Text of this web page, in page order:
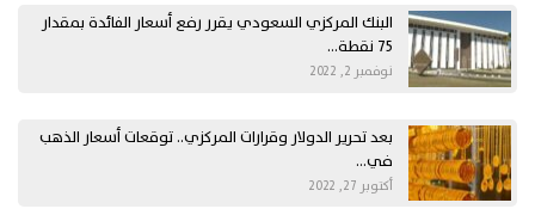
البنك المركزي السعودي يقرر رفع أسعار الفائدة بمقدار
75 نقطة…
نوفمبر 2, 2022
بعد تحرير الدولار وقرارات المركزي.. توقعات أسعار الذهب
في…
أكتوبر 27, 2022